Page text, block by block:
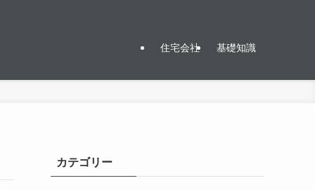
住宅会社 基礎知識
カテゴリー